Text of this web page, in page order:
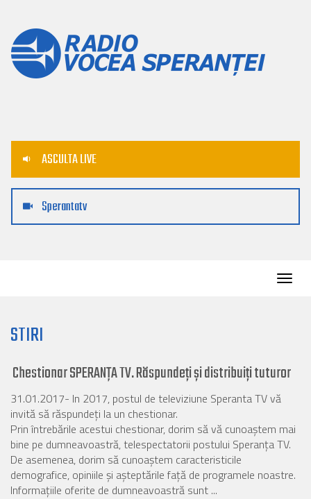
ASCULTA LIVE
Sperantatv
STIRI
Chestionar SPERANȚA TV. Răspundeți și distribuiți tuturor
31.01.2017- In 2017, postul de televiziune Speranta TV vă
invită să răspundeți la un chestionar.
Prin întrebările acestui chestionar, dorim să vă cunoaștem mai
bine pe dumneavoastră, telespectatorii postului Speranța TV.
De asemenea, dorim să cunoaștem caracteristicile
demografice, opiniile și așteptările față de programele noastre.
Informațiile oferite de dumneavoastră sunt ...